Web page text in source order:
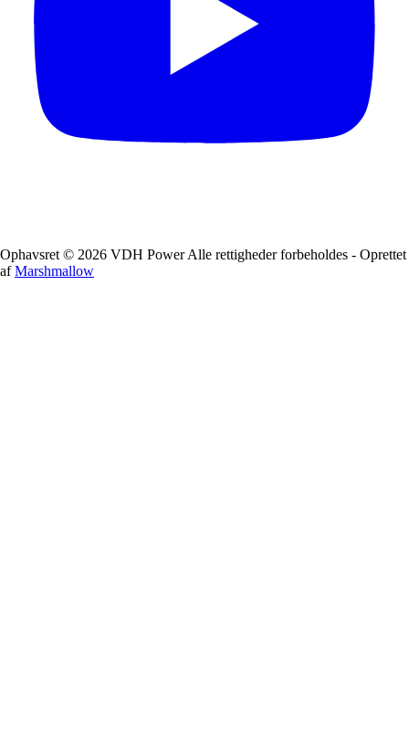
Ophavsret © 2026 VDH Power Alle rettigheder forbeholdes - Oprettet
afMarshmallow